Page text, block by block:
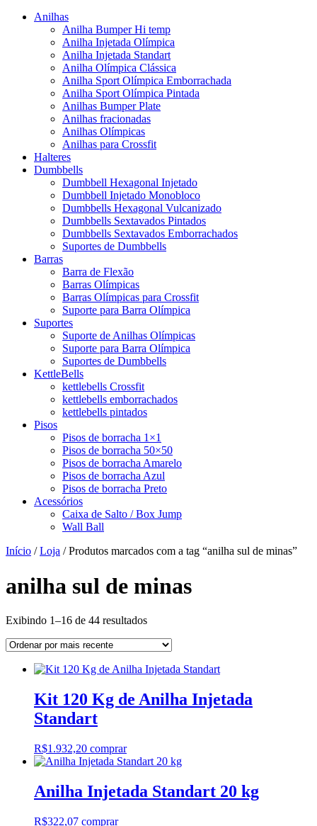
Anilhas
Anilha Bumper Hi temp
Anilha Injetada Olímpica
Anilha Injetada Standart
Anilha Olímpica Clássica
Anilha Sport Olímpica Emborrachada
Anilha Sport Olímpica Pintada
Anilhas Bumper Plate
Anilhas fracionadas
Anilhas Olímpicas
Anilhas para Crossfit
Halteres
Dumbbells
Dumbbell Hexagonal Injetado
Dumbbell Injetado Monobloco
Dumbbells Hexagonal Vulcanizado
Dumbbells Sextavados Pintados
Dumbbells Sextavados Emborrachados
Suportes de Dumbbells
Barras
Barra de Flexão
Barras Olímpicas
Barras Olímpicas para Crossfit
Suporte para Barra Olímpica
Suportes
Suporte de Anilhas Olímpicas
Suporte para Barra Olímpica
Suportes de Dumbbells
KettleBells
kettlebells Crossfit
kettlebells emborrachados
kettlebells pintados
Pisos
Pisos de borracha 1×1
Pisos de borracha 50×50
Pisos de borracha Amarelo
Pisos de borracha Azul
Pisos de borracha Preto
Acessórios
Caixa de Salto / Box Jump
Wall Ball
Início /Loja / Produtos marcados com a tag “anilha sul de minas”
anilha sul de minas
Exibindo 1–16 de 44 resultadosClassificado
mais
Kit 120 Kg de Anilha Injetada
Standart
R$1.932,20 comprar
Anilha Injetada Standart 20 kg
R$322,07 comprar